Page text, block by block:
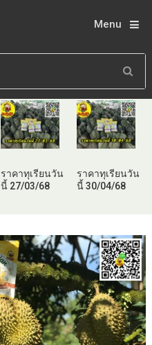
Menu
ราคาทุเรียนวัน
นี้ 27/03/68
ราคาทุเรียนวัน
นี้ 30/04/68